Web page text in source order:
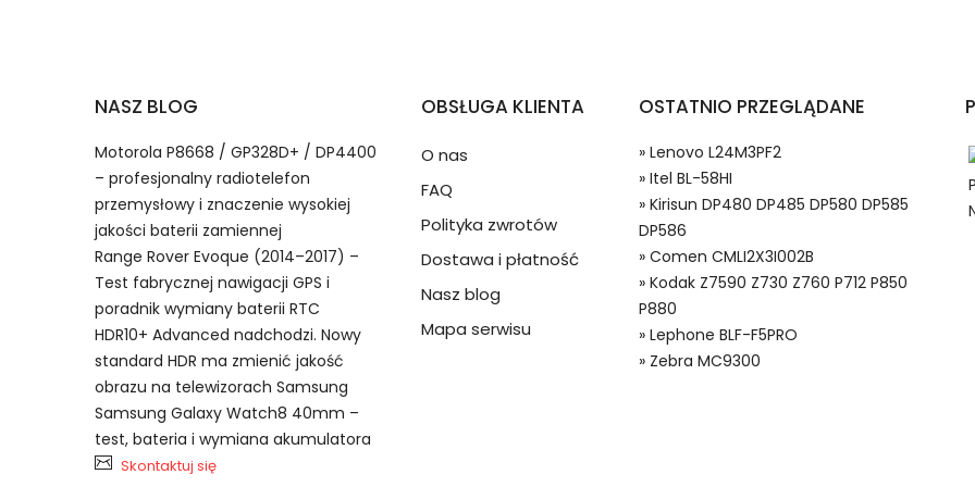
Dzięki ochronie kupujących w systemie PayPal możesz odzyskać całkowitą wartość
przedmiot do Ciebie nie dotrze lub będzie się znacznie różnić od opisu.
Numer produktu ładowarki
Model urządzenia
Numer produktu baterii
Kirisun BC-30 bateria, BC-30 Baterie do Radiotelefonów, Alternatywna bateria do Kirisun BC-
akumulator.
NASZ BLOG
Motorola P8668 / GP328D+ / DP4400
– profesjonalny radiotelefon
przemysłowy i znaczenie wysokiej
jakości baterii zamiennej
Range Rover Evoque (2014–2017) –
Test fabrycznej nawigacji GPS i
poradnik wymiany baterii RTC
HDR10+ Advanced nadchodzi. Nowy
standard HDR ma zmienić jakość
obrazu na telewizorach Samsung
Samsung Galaxy Watch8 40mm –
test, bateria i wymiana akumulatora
Skontaktuj się
OBSŁUGA KLIENTA
O nas
FAQ
Polityka zwrotów
Dostawa i płatność
Nasz blog
Mapa serwisu
OSTATNIO PRZEGLĄDANE
» Lenovo L24M3PF2
» Itel BL-58HI
» Kirisun DP480 DP485 DP580 DP585
DP586
» Comen CMLI2X3I002B
» Kodak Z7590 Z730 Z760 P712 P850
P880
» Lephone BLF-F5PRO
» Zebra MC9300